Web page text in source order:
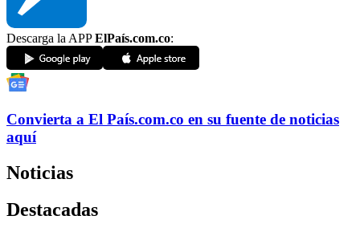
Descarga la APPElPaís.com.co:
Convierta a El País.com.co en su fuente de noticias
aquí
Noticias
Destacadas